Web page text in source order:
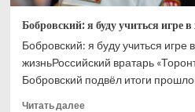
Бобровский: я буду учиться игре
Бобровский: я буду учиться игре
жизньРоссийский вратарь
Бобровский подвёл итоги
Читать далееПрочитать